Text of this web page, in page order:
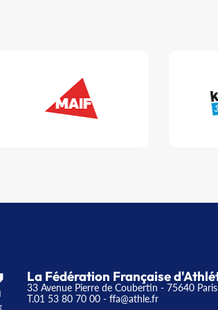
La Fédération Française
33 Avenue Pierre de Coubertin - 75640
T.01 53 80 70 00 - ffa@athle.fr